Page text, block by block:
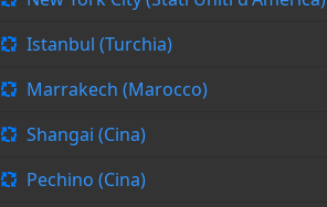
Istanbul (Turchia)
Marrakech (Marocco)
Shangai (Cina)
Pechino (Cina)